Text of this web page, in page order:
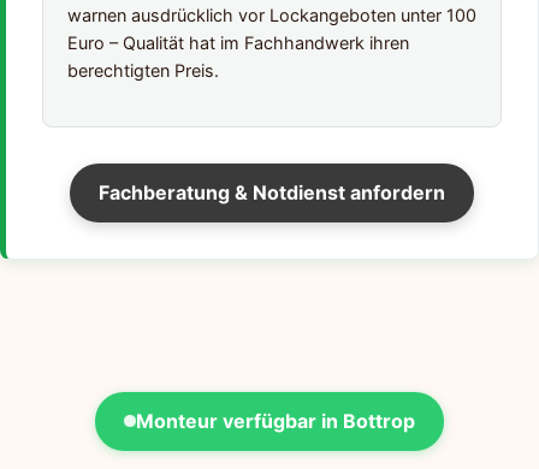
warnen ausdrücklich vor Lockangeboten unter 100
Euro – Qualität hat im Fachhandwerk ihren
berechtigten Preis.
Fachberatung & Notdienst anfordern
Monteur verfügbar in Bottrop